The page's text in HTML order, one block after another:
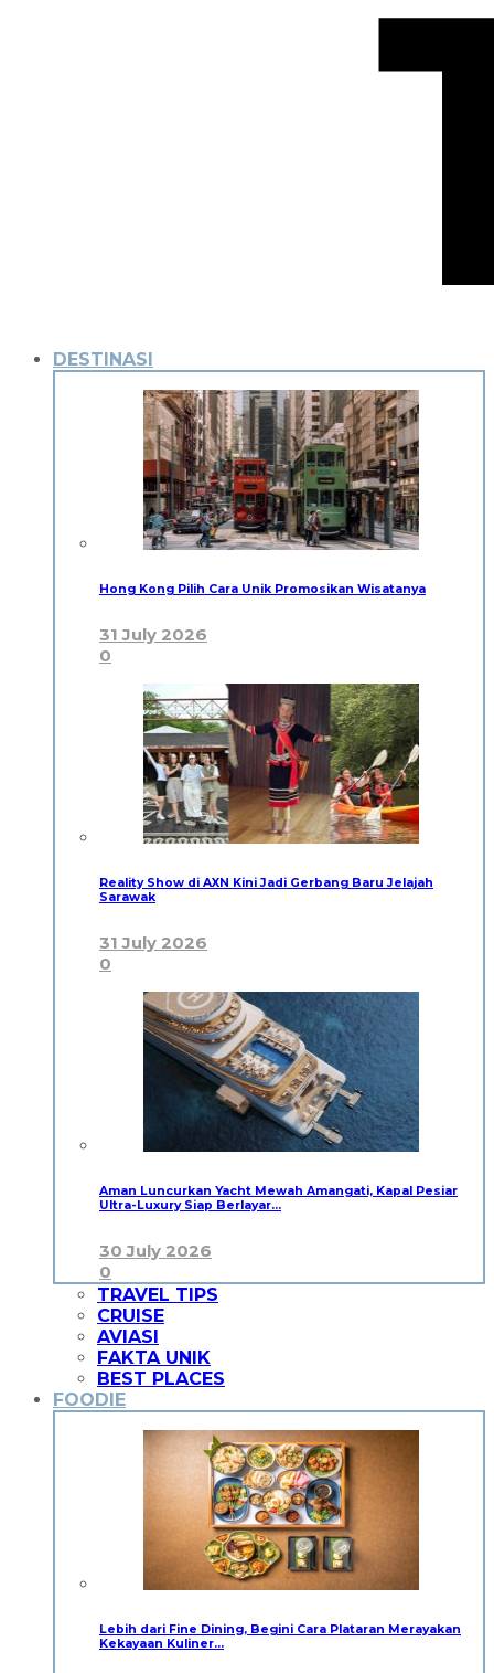
DESTINASI
Hong Kong Pilih Cara Unik Promosikan Wisatanya
31 July 2026
0
Reality Show di AXN Kini Jadi Gerbang Baru Jelajah
Sarawak
31 July 2026
0
Aman Luncurkan Yacht Mewah Amangati, Kapal Pesiar
Ultra-Luxury Siap Berlayar…
30 July 2026
0
TRAVEL TIPS
CRUISE
AVIASI
FAKTA UNIK
BEST PLACES
FOODIE
Lebih dari Fine Dining, Begini Cara Plataran Merayakan
Kekayaan Kuliner…